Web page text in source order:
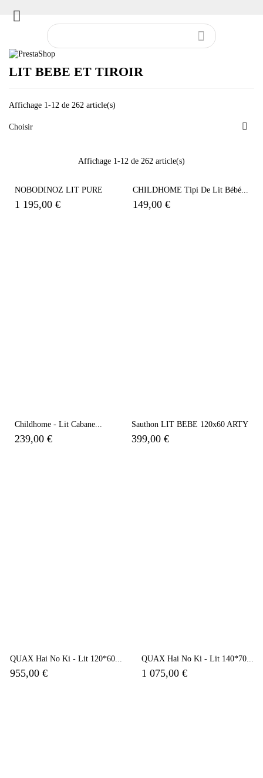


LIT BEBE ET TIROIR
Affichage 1-12 de 262 article(s)
Choisir 
Affichage 1-12 de 262 article(s)
NOBODINOZ LIT PURE
1 195,00 €
CHILDHOME Tipi De Lit Bébé...
149,00 €
Childhome - Lit Cabane...
239,00 €
Sauthon LIT BEBE 120x60 ARTY
399,00 €
QUAX Hai No Ki - Lit 120*60...
955,00 €
QUAX Hai No Ki - Lit 140*70...
1 075,00 €